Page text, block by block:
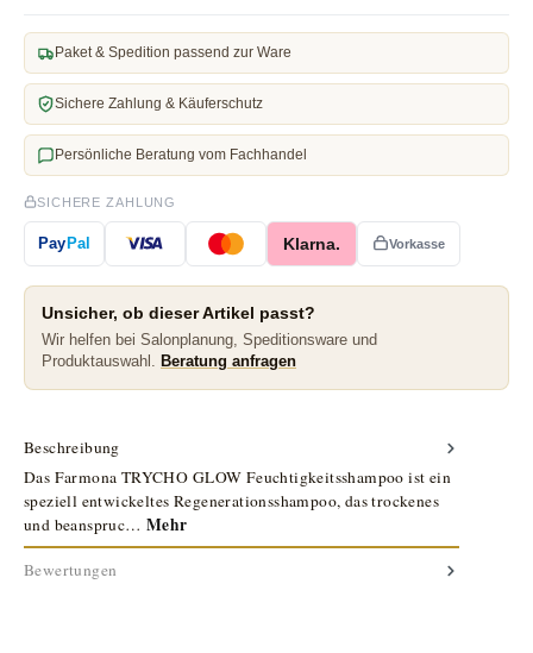
Paket & Spedition passend zur Ware
Sichere Zahlung & Käuferschutz
Persönliche Beratung vom Fachhandel
SICHERE ZAHLUNG
PayPal Klarna. Vorkasse
Unsicher, ob dieser Artikel passt?
Wir helfen bei Salonplanung, Speditionsware und
Produktauswahl.
Beratung anfragen
Beschreibung
Das Farmona TRYCHO GLOW Feuchtigkeitsshampoo ist ein
speziell entwickeltes Regenerationsshampoo, das trockenes
und beanspruc…Mehr
Bewertungen